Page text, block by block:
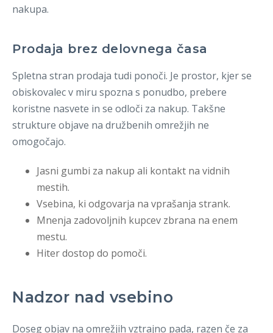
nakupa.
Prodaja brez delovnega časa
Spletna stran prodaja tudi ponoči. Je prostor, kjer se
obiskovalec v miru spozna s ponudbo, prebere
koristne nasvete in se odloči za nakup. Takšne
strukture objave na družbenih omrežjih ne
omogočajo.
Jasni gumbi za nakup ali kontakt na vidnih
mestih.
Vsebina, ki odgovarja na vprašanja strank.
Mnenja zadovoljnih kupcev zbrana na enem
mestu.
Hiter dostop do pomoči.
Nadzor nad vsebino
Doseg objav na omrežjih vztrajno pada, razen če za